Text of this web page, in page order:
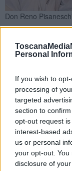
Personal
If you wish to
processing of
targeted
section to
opt-out request
interest-based
us or personal
your opt-out.
disclosure of
Don Reno Pisaneschi
Con i suoi 75 anni
riferimento ben
Pisaneschi si è
CECINA —A
molti dei quali
sanità a Cecina e
Pisaneschi, un
e per la sanità.